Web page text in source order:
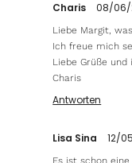
Charis 08/06/
Liebe Margit,
Ich freue mich
Liebe Grüße
Charis
Antworten
Lisa Sina 12/